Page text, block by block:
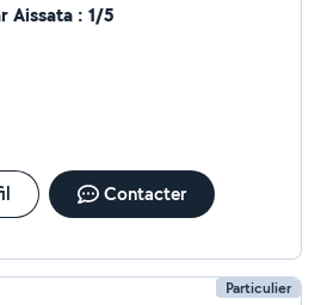
Aissata : 1/5
Contacter
Particulier